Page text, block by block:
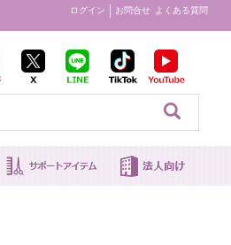
ログイン お問合せ よくある質問